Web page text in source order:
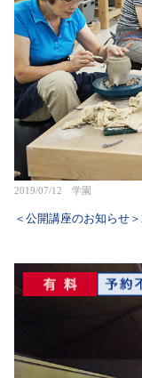
2019/07/12 学園
＜公開講座のお知らせ